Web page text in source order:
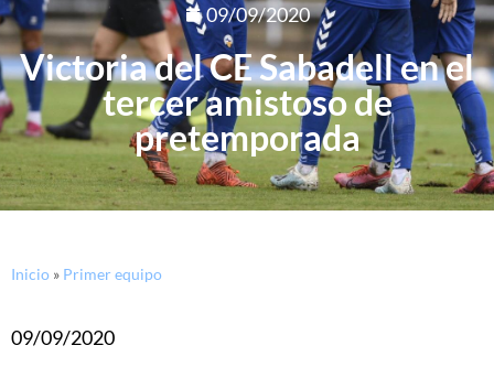
09/09/2020
Victoria del CE Sabadell en el
tercer amistoso de
pretemporada
Inicio » Primer equipo
09/09/2020